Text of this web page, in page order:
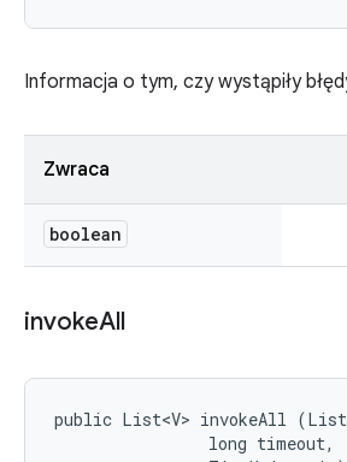
Informacja o tym, czy wystąpiły
Zwraca
boolean
invokeAll
public List<V> invokeAll
                long timeout,